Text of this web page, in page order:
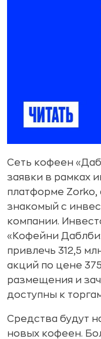
Сеть кофеен
заявки в рамках
платформе Zorko,
знакомый с
компании.
«Кофейни
привлечь 312,5
акций по цене
размещения и
доступны к
Средства будут
новых кофеен.